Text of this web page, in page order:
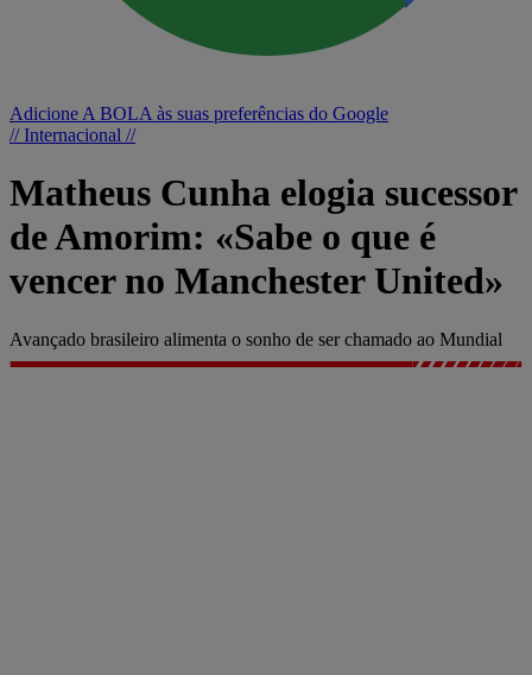
Adicione A BOLA às suas preferências do Google
// Internacional //
Matheus Cunha elogia sucessor
de Amorim: «Sabe o que é
vencer no Manchester United»
Avançado brasileiro alimenta o sonho de ser chamado ao Mundial